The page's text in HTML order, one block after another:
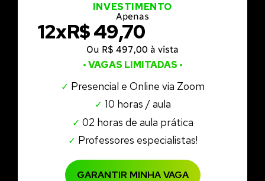
INVESTIMENTO
Apenas
12xR$ 49,70
Ou R$ 497,00 à vista
• VAGAS LIMITADAS •
✓ Presencial e Online via Zoom
✓ 10 horas / aula
✓ 02 horas de aula prática
✓ Professores especialistas!
GARANTIR MINHA VAGA